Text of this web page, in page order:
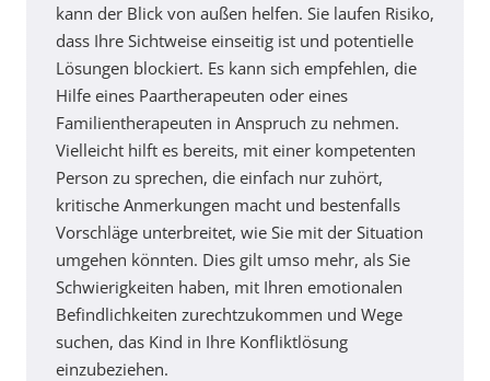
kann der Blick von außen helfen. Sie laufen Risiko,
dass Ihre Sichtweise einseitig ist und potentielle
Lösungen blockiert. Es kann sich empfehlen, die
Hilfe eines Paartherapeuten oder eines
Familientherapeuten in Anspruch zu nehmen.
Vielleicht hilft es bereits, mit einer kompetenten
Person zu sprechen, die einfach nur zuhört,
kritische Anmerkungen macht und bestenfalls
Vorschläge unterbreitet, wie Sie mit der Situation
umgehen könnten. Dies gilt umso mehr, als Sie
Schwierigkeiten haben, mit Ihren emotionalen
Befindlichkeiten zurechtzukommen und Wege
suchen, das Kind in Ihre Konfliktlösung
einzubeziehen.